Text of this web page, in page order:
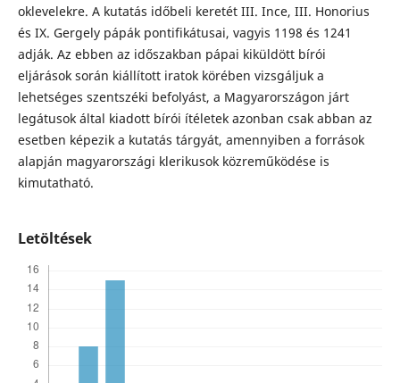
oklevelekre. A kutatás időbeli keretét III. Ince, III. Honorius
és IX. Gergely pápák pontifikátusai, vagyis 1198 és 1241
adják. Az ebben az időszakban pápai kiküldött bírói
eljárások során kiállított iratok körében vizsgáljuk a
lehetséges szentszéki befolyást, a Magyarországon járt
legátusok által kiadott bírói ítéletek azonban csak abban az
esetben képezik a kutatás tárgyát, amennyiben a források
alapján magyarországi klerikusok közreműködése is
kimutatható.
Letöltések